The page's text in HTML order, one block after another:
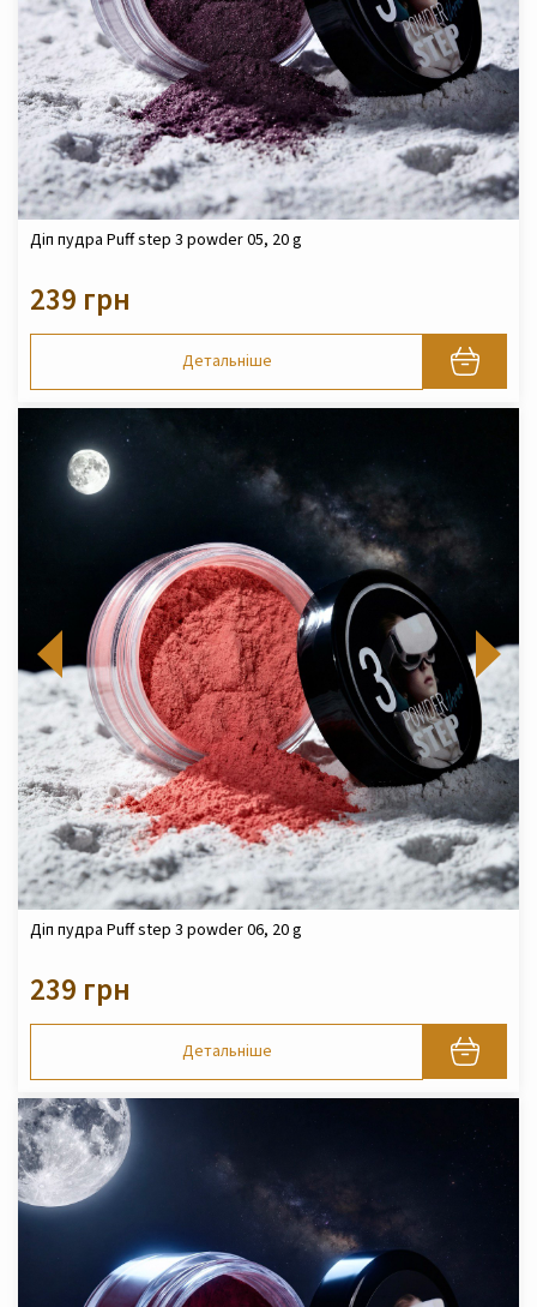
Діп пудра Puff step 3 powder 05, 20 g
239 грн
Детальніше
Діп пудра Puff step 3 powder 06, 20 g
239 грн
Детальніше